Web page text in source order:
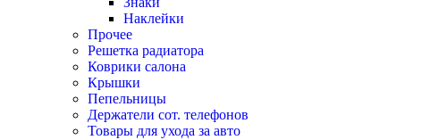
Наклейки
Прочее
Решетка радиатора
Коврики салона
Крышки
Пепельницы
Держатели сот. телефонов
Товары для ухода за авто